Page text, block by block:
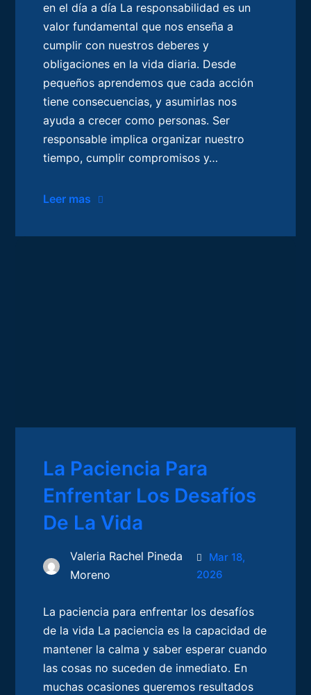
en el día a día La responsabilidad es un
valor fundamental que nos enseña a
cumplir con nuestros deberes y
obligaciones en la vida diaria. Desde
pequeños aprendemos que cada acción
tiene consecuencias, y asumirlas nos
ayuda a crecer como personas. Ser
responsable implica organizar nuestro
tiempo, cumplir compromisos y…
Leer mas
La Paciencia Para
Enfrentar Los Desafíos
De La Vida
Valeria Rachel Pineda
Moreno
Mar 18,
2026
La paciencia para enfrentar los desafíos
de la vida La paciencia es la capacidad de
mantener la calma y saber esperar cuando
las cosas no suceden de inmediato. En
muchas ocasiones queremos resultados